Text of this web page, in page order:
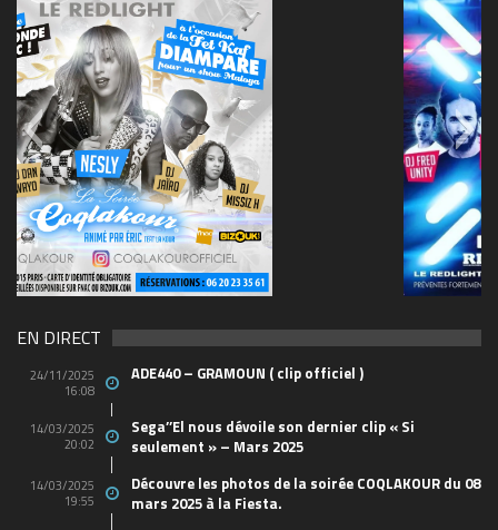
(1)
EN DIRECT
24/11/2025
16:08
ADE440 – GRAMOUN ( clip officiel )
14/03/2025
20:02
Sega’’El nous dévoile son dernier clip « Si
seulement » – Mars 2025
14/03/2025
19:55
Découvre les photos de la soirée COQLAKOUR du 08
mars 2025 à la Fiesta.